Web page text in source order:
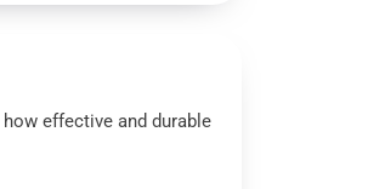
how effective and durable